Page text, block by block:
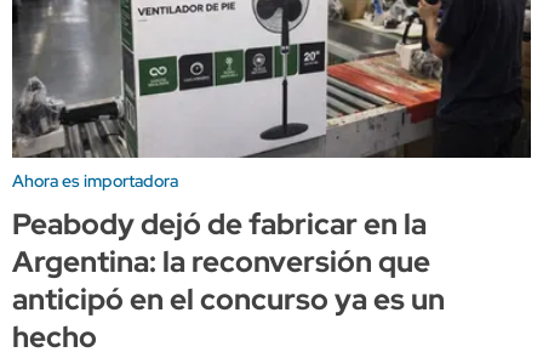
Ahora es importadora
Peabody dejó de fabricar en la
Argentina: la reconversión que
anticipó en el concurso ya es un
hecho